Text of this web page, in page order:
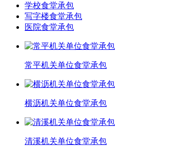
学校食堂承包
写字楼食堂承包
医院食堂承包
常平机关单位食堂承包
横沥机关单位食堂承包
清溪机关单位食堂承包